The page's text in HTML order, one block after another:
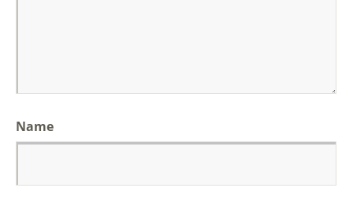
Name